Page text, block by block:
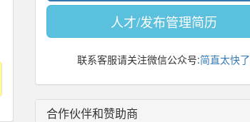
人才/发布管理简历
联系客服请关注微信公众号:简直太快了
合作伙伴和赞助商